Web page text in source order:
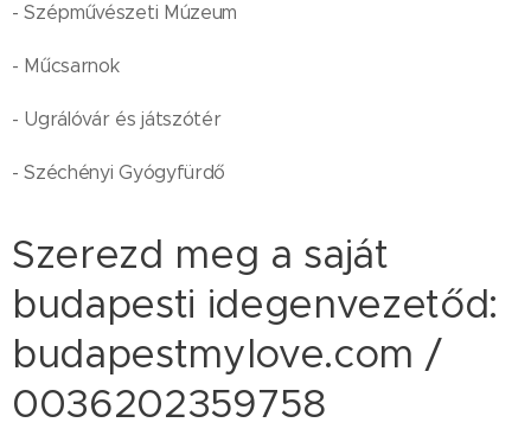
- Szépművészeti Múzeum
- Műcsarnok
- Ugrálóvár és játszótér
- Széchényi Gyógyfürdő
Szerezd meg a saját
budapesti idegenvezetőd:
budapestmylove.com /
0036202359758